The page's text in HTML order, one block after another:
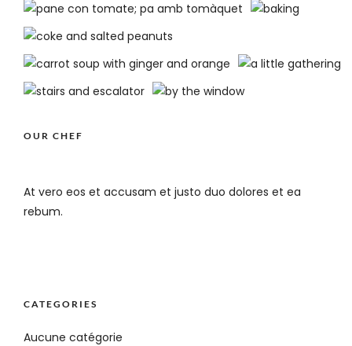
OUR CHEF
At vero eos et accusam et justo duo dolores et ea
rebum.
CATEGORIES
Aucune catégorie